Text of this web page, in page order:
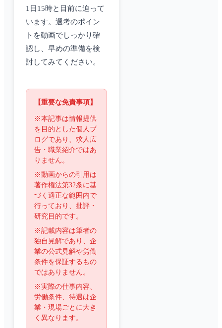
1日15時と目前に迫って
います。選考のポイン
トを動画でしっかり確
認し、早めの準備を検
討してみてください。
【重要な免責事項】
※本記事は情報提供
を目的とした個人ブ
ログであり、求人広
告・職業紹介ではあ
りません。
※動画からの引用は
著作権法第32条に基
づく適正な範囲内で
行っており、批評・
研究目的です。
※記載内容は筆者の
独自見解であり、企
業の公式見解や労働
条件を保証するもの
ではありません。
※実際の仕事内容、
労働条件、待遇は企
業・現場ごとに大き
く異なります。